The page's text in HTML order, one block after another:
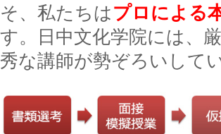
そ、私たちはプロによる
す。日中文化学院には、
秀な講師が勢ぞろいして